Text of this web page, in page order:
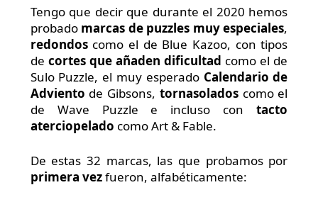
Tengo que decir que durante el 2020 hemos
probado marcas de puzzles muy especiales,
redondoscomo el de Blue Kazoo, con tipos
de cortes que añaden dificultad como el de
Sulo Puzzle, el muy esperado Calendario de
Adviento de Gibsons, tornasoladoscomo el
de Wave Puzzle e incluso contacto
aterciopelado como Art & Fable.
De estas 32 marcas, las que probamos por
primera vezfueron, alfabéticamente: